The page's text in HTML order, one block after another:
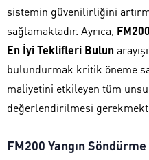
sistemin güvenilirliğini
sağlamaktadır. Ayrıca,
En İyi Teklifleri Bulun
bulundurmak kritik öneme
maliyetini etkileyen tüm
değerlendirilmesi
FM200 Yangın